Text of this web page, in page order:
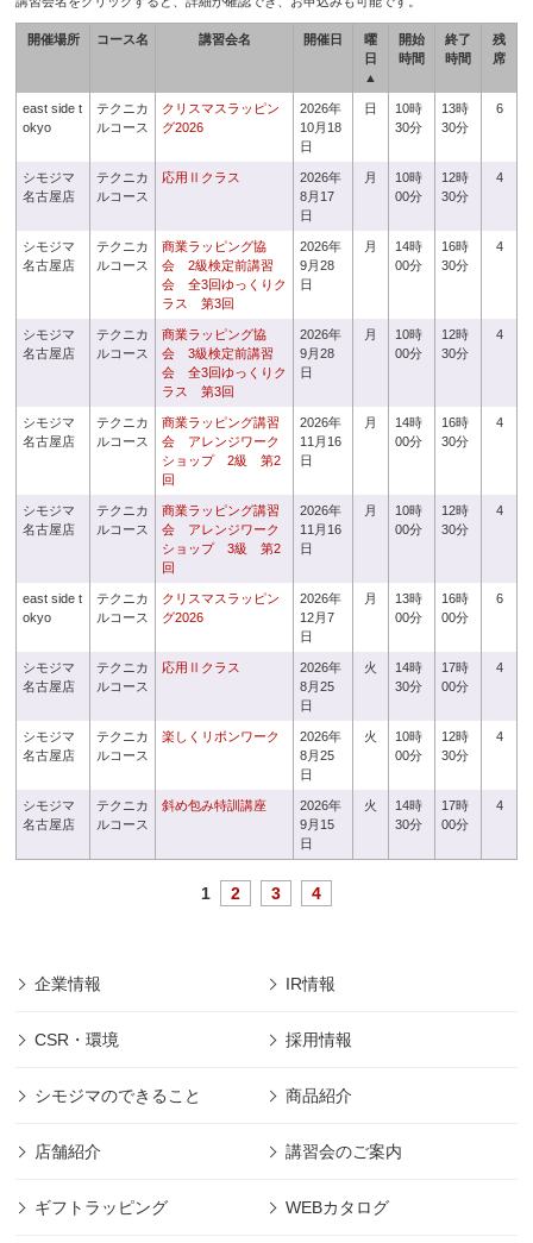
開催場所 コース名 講習会名 開催日
曜
日
▲
開始
時間
終了
時間
残
席
east side t
okyo
テクニカ
ルコース
クリスマスラッピン
グ2026
2026年
10月18
日
日
10時
30分
13時
30分
6
シモジマ
名古屋店
テクニカ
ルコース
応用Ⅱクラス
2026年
8月17
日
月
10時
00分
12時
30分
4
シモジマ
名古屋店
テクニカ
ルコース
商業ラッピング協
会 2級検定前講習
会 全3回ゆっくりク
ラス 第3回
2026年
9月28
日
月
14時
00分
16時
30分
4
シモジマ
名古屋店
テクニカ
ルコース
商業ラッピング協
会 3級検定前講習
会 全3回ゆっくりク
ラス 第3回
2026年
9月28
日
月
10時
00分
12時
30分
4
シモジマ
名古屋店
テクニカ
ルコース
商業ラッピング講習
会 アレンジワーク
ショップ 2級 第2
回
2026年
11月16
日
月
14時
00分
16時
30分
4
シモジマ
名古屋店
テクニカ
ルコース
商業ラッピング講習
会 アレンジワーク
ショップ 3級 第2
回
2026年
11月16
日
月
10時
00分
12時
30分
4
east side t
okyo
テクニカ
ルコース
クリスマスラッピン
グ2026
2026年
12月7
日
月
13時
00分
16時
00分
6
シモジマ
名古屋店
テクニカ
ルコース
応用Ⅱクラス
2026年
8月25
日
火
14時
30分
17時
00分
4
シモジマ
名古屋店
テクニカ
ルコース
楽しくリボンワーク
2026年
8月25
日
火
10時
00分
12時
30分
4
シモジマ
名古屋店
テクニカ
ルコース
斜め包み特訓講座
2026年
9月15
日
火
14時
30分
17時
00分
4
1 2 3 4
企業情報 IR情報
CSR・環境 採用情報
シモジマのできること 商品紹介
店舗紹介 講習会のご案内
ギフトラッピング WEBカタログ